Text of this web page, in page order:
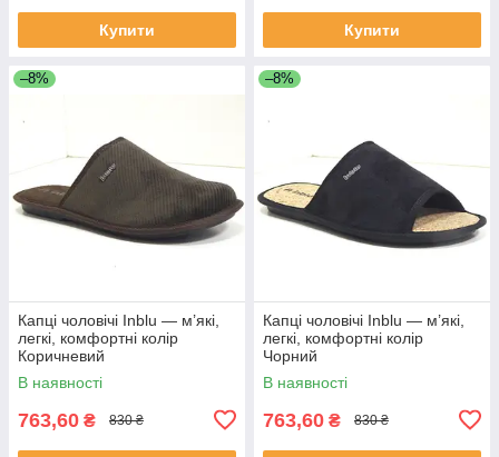
Купити Купити
–8%
Капці чоловічі Inblu — м’які,
легкі, комфортні колір
Коричневий
В наявності
763,60 ₴ 830 ₴
–8%
Капці чоловічі Inblu — м’які,
легкі, комфортні колір
Чорний
В наявності
763,60 ₴ 830 ₴